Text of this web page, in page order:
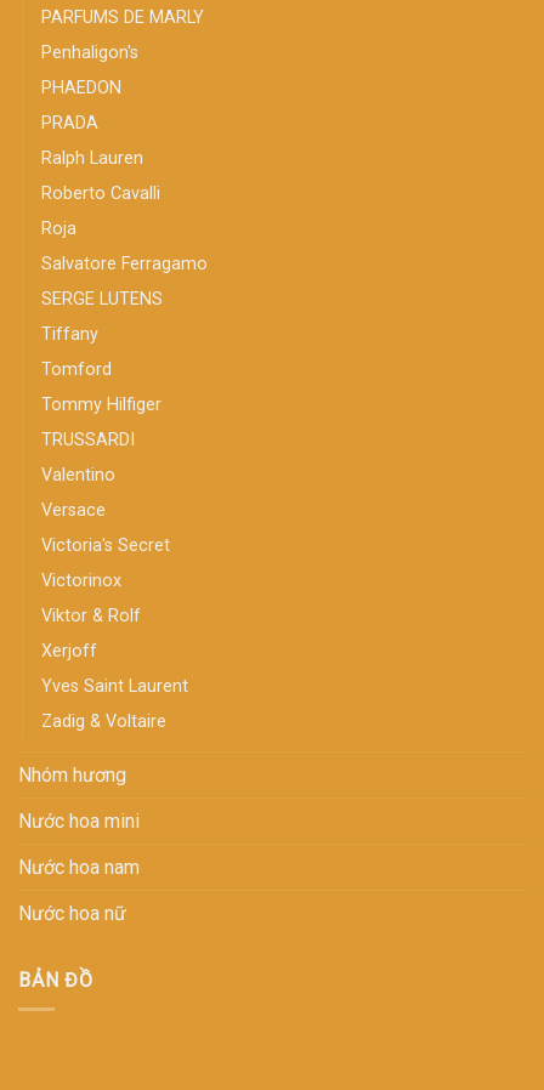
PARFUMS DE MARLY
Penhaligon's
PHAEDON
PRADA
Ralph Lauren
Roberto Cavalli
Roja
Salvatore Ferragamo
SERGE LUTENS
Tiffany
Tomford
Tommy Hilfiger
TRUSSARDI
Valentino
Versace
Victoria's Secret
Victorinox
Viktor & Rolf
Xerjoff
Yves Saint Laurent
Zadig & Voltaire
Nhóm hương
Nước hoa mini
Nước hoa nam
Nước hoa nữ
BẢN ĐỒ